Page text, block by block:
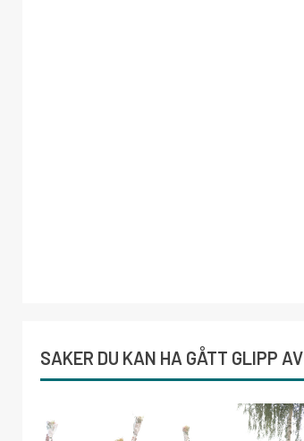
SAKER DU KAN HA GÅTT GLIPP AV